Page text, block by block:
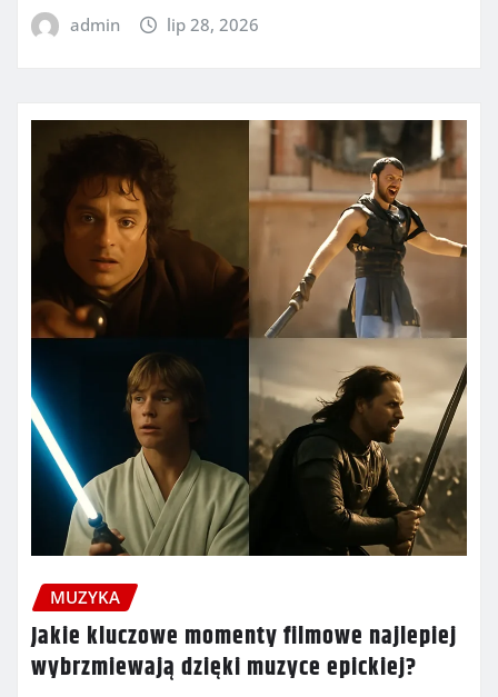
admin lip 28, 2026
MUZYKA
Jakie kluczowe momenty filmowe najlepiej
wybrzmiewają dzięki muzyce epickiej?